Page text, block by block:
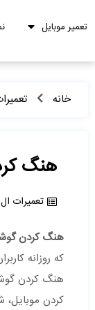
تعمیر موبایل
خانه
هنگ
تعمیرات
هنگ کردن
که روزانه
کردن موبایل،